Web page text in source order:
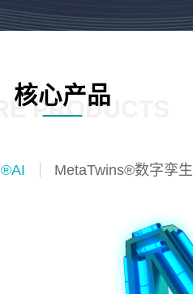
核心产品
PRODUCTS
MetaTwins®数字孪生